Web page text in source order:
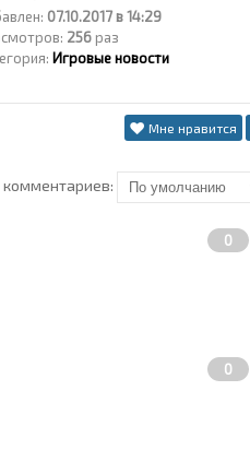
07.10.2017 в 14:29
256 раз
Игровые новости
Мне нравится
0
0